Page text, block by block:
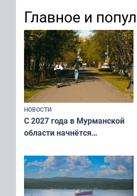
Главное и
НОВОСТИ
С 2027 года в Мурманской
области начнётся
подростков от ВПЧ